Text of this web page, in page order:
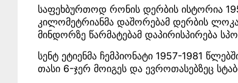
საფეხბურთოდ რონის დერბის ისტორია
კილომეტრიანმა დაშორებამ დერბის
მინდორზე წარმატებამ დაპირისპირება
სენტ ეტიენმა ჩემპიონატი 1957-1981
თასი 6-ჯერ მოიგეს და ევროთასებზეც